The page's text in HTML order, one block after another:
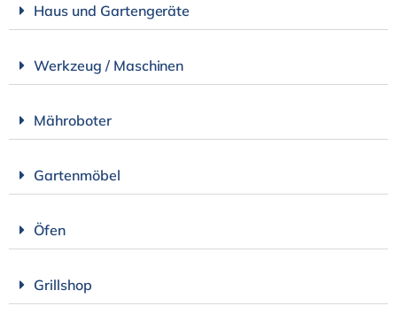
Haus und Gartengeräte
Werkzeug / Maschinen
Mähroboter
Gartenmöbel
Öfen
Grillshop